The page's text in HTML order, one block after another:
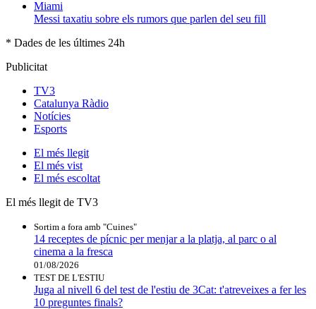
Messi taxatiu sobre els rumors que parlen del seu fill
* Dades de les últimes 24h
Publicitat
TV3
Catalunya Ràdio
Notícies
Esports
El més llegit
El més vist
El més escoltat
El més llegit de TV3
Sortim a fora amb "Cuines"
14 receptes de pícnic per menjar a la platja, al parc o al
cinema a la fresca
01/08/2026
TEST DE L'ESTIU
Juga al nivell 6 del test de l'estiu de 3Cat: t'atreveixes a fer les
10 preguntes finals?